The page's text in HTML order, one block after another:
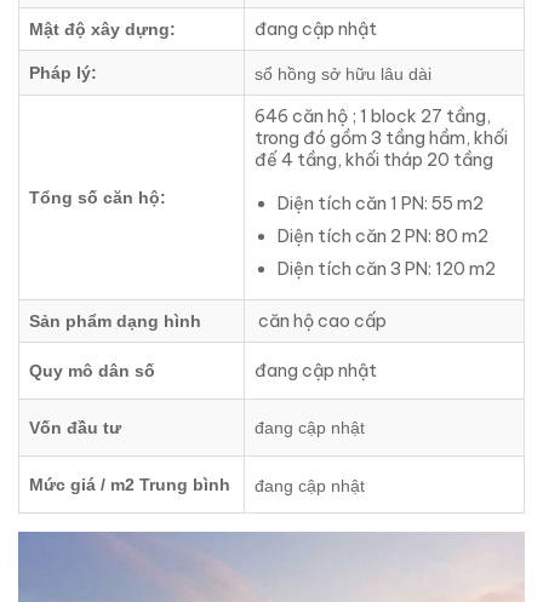
Mật độ xây dựng: đang cập nhật
Pháp lý: sổ hồng sở hữu lâu dài
Tổng số căn hộ:
646 căn hộ ; 1 block 27 tầng,
trong đó gồm 3 tầng hầm, khối
đế 4 tầng, khối tháp 20 tầng
Diện tích căn 1 PN: 55 m2
Diện tích căn 2 PN: 80 m2
Diện tích căn 3 PN: 120 m2
Sản phẩm dạng hình căn hộ cao cấp
Quy mô dân số đang cập nhật
Vốn đầu tư đang cập nhật
Mức giá / m2 Trung bình đang cập nhật